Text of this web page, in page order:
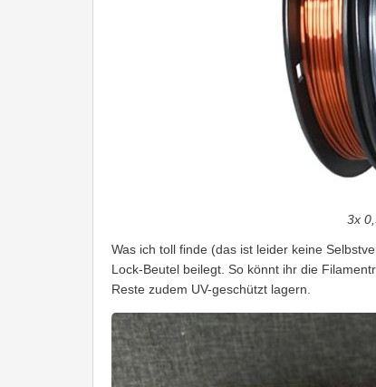
3x
Was ich toll finde (das ist leider keine
Lock-Beutel beilegt. So könnt ihr die
Reste zudem UV-geschützt lagern.